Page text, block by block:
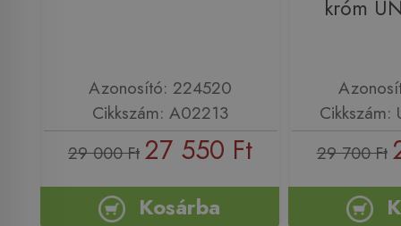
Azonosító: 224520
Cikkszám: A02213
29 000 Ft 27 550 Ft
Kosárba
króm
29 700 Ft